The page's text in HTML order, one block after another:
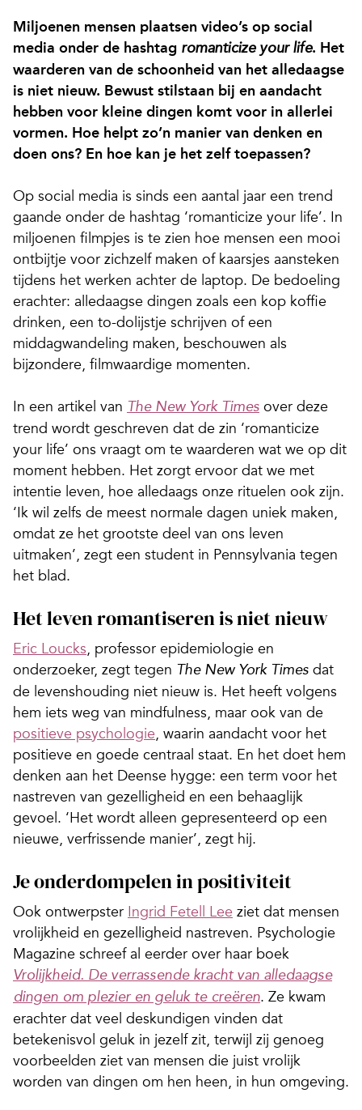
Miljoenen mensen plaatsen video’s op social
media onder de hashtag romanticize your life. Het
waarderen van de schoonheid van het alledaagse
is niet nieuw. Bewust stilstaan bij en aandacht
hebben voor kleine dingen komt voor in allerlei
vormen. Hoe helpt zo’n manier van denken en
doen ons? En hoe kan je het zelf toepassen?
Op social media is sinds een aantal jaar een trend
gaande onder de hashtag ‘romanticize your life’. In
miljoenen filmpjes is te zien hoe mensen een mooi
ontbijtje voor zichzelf maken of kaarsjes aansteken
tijdens het werken achter de laptop. De bedoeling
erachter: alledaagse dingen zoals een kop koffie
drinken, een to-dolijstje schrijven of een
middagwandeling maken, beschouwen als
bijzondere, filmwaardige momenten.
In een artikel van The New York Times over deze
trend wordt geschreven dat de zin ‘romanticize
your life’ ons vraagt om te waarderen wat we op dit
moment hebben. Het zorgt ervoor dat we met
intentie leven, hoe alledaags onze rituelen ook zijn.
‘Ik wil zelfs de meest normale dagen uniek maken,
omdat ze het grootste deel van ons leven
uitmaken’, zegt een student in Pennsylvania tegen
het blad.
Het leven romantiseren is niet nieuw
Eric Loucks, professor epidemiologie en
onderzoeker, zegt tegen The New York Times dat
de levenshouding niet nieuw is. Het heeft volgens
hem iets weg van mindfulness, maar ook van de
positieve psychologie, waarin aandacht voor het
positieve en goede centraal staat. En het doet hem
denken aan het Deense hygge: een term voor het
nastreven van gezelligheid en een behaaglijk
gevoel. ‘Het wordt alleen gepresenteerd op een
nieuwe, verfrissende manier’, zegt hij.
Je onderdompelen in positiviteit
Ook ontwerpster Ingrid Fetell Lee ziet dat mensen
vrolijkheid en gezelligheid nastreven. Psychologie
Magazine schreef al eerder over haar boek
Vrolijkheid. De verrassende kracht van alledaagse
dingen om plezier en geluk te creëren. Ze kwam
erachter dat veel deskundigen vinden dat
betekenisvol geluk in jezelf zit, terwijl zij genoeg
voorbeelden ziet van mensen die juist vrolijk
worden van dingen om hen heen, in hun omgeving.